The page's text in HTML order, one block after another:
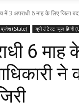
में 3 अपराधी 6 माह के लिए जिला
प्रदेश (State) यूपी लेटेस्ट न्यूज
6 माह
ने